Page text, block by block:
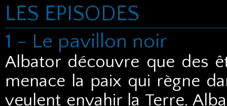
LES EPISODES
1 - Le pavillon noir
Albator découvre que des
menace la paix qui règne
veulent envahir la Terre.